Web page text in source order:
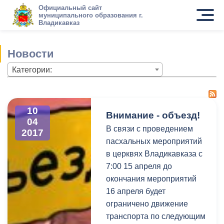
Официальный сайт
муниципального образования г.
Владикавказ
Новости
Категории:
10
04
2017
Внимание - объезд!
В связи с проведением
пасхальных мероприятий
в церквях Владикавказа с
7:00 15 апреля до
окончания мероприятий
16 апреля будет
ограничено движение
транспорта по следующим